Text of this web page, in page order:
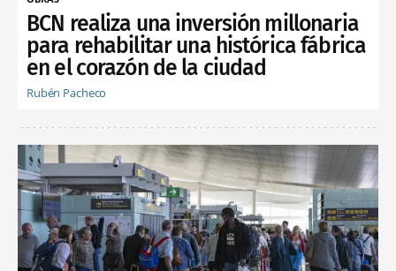
BCN realiza una inversión millonaria
para rehabilitar una histórica fábrica
en el corazón de la ciudad
Rubén Pacheco